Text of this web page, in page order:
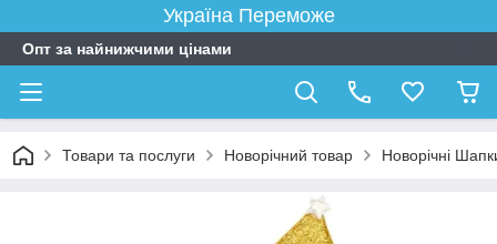
Україна Переможе
Опт за найнижчими цінами
Товари та послуги Новорічний товар Новорічні